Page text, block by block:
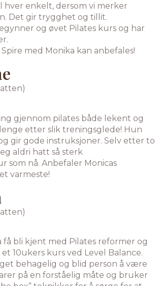
hver enkelt, dersom vi merker
Det gir trygghet og tillit.
og øvet Pilates kurs og har
med Monika kan anbefales!
gjennom pilates både lekent og
etter slik treningsglede! Hun
gir gode instruksjoner. Selv etter to
aldri hatt så sterk
som nå. Anbefaler Monicas
varmeste!
få bli kjent med Pilates reformer og
10ukers kurs ved Level Balance.
behagelig og blid person å være
på en forståelig måte og bruker